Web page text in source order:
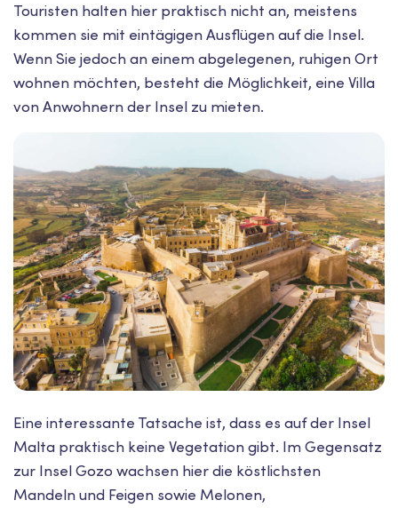
Touristen halten hier praktisch nicht an, meistens
kommen sie mit eintägigen Ausflügen auf die Insel.
Wenn Sie jedoch an einem abgelegenen, ruhigen Ort
wohnen möchten, besteht die Möglichkeit, eine Villa
von Anwohnern der Insel zu mieten.
Eine interessante Tatsache ist, dass es auf der Insel
Malta praktisch keine Vegetation gibt. Im Gegensatz
zur Insel Gozo wachsen hier die köstlichsten
Mandeln und Feigen sowie Melonen,